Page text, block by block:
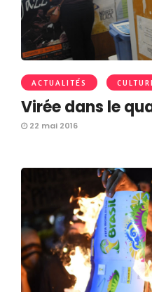
ACTUALITÉS
Virée dans le
22 mai 2016